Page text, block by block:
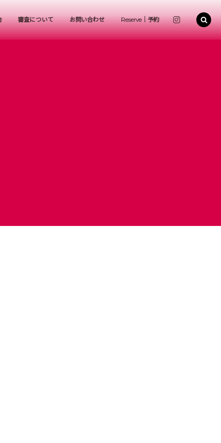
審査について お問い合わせ Reserve｜予約